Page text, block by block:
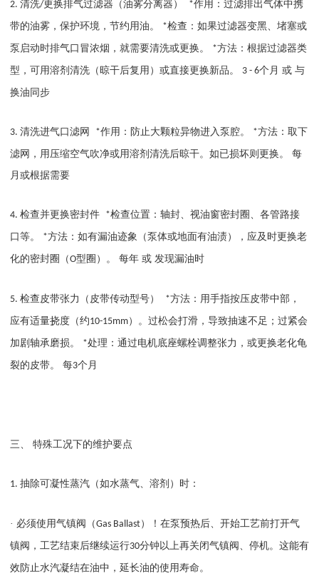
2. 清洗/更换排气过滤器（油雾分离器） *作用：过滤排出气体中携
带的油雾，保护环境，节约用油。 *检查：如果过滤器变黑、堵塞或
泵启动时排气口冒浓烟，就需要清洗或更换。 *方法：根据过滤器类
型，可用溶剂清洗（晾干后复用）或直接更换新品。 3 - 6个月 或 与
换油同步
3. 清洗进气口滤网 *作用：防止大颗粒异物进入泵腔。 *方法：取下
滤网，用压缩空气吹净或用溶剂清洗后晾干。如已损坏则更换。 每
月或根据需要
4. 检查并更换密封件 *检查位置：轴封、视油窗密封圈、各管路接
口等。 *方法：如有漏油迹象（泵体或地面有油渍），应及时更换老
化的密封圈（O型圈）。 每年 或 发现漏油时
5. 检查皮带张力（皮带传动型号） *方法：用手指按压皮带中部，
应有适量挠度（约10-15mm）。过松会打滑，导致抽速不足；过紧会
加剧轴承磨损。 *处理：通过电机底座螺栓调整张力，或更换老化龟
裂的皮带。 每3个月
三、 特殊工况下的维护要点
1. 抽除可凝性蒸汽（如水蒸气、溶剂）时：
· 必须使用气镇阀（Gas Ballast）！在泵预热后、开始工艺前打开气
镇阀，工艺结束后继续运行30分钟以上再关闭气镇阀、停机。这能有
效防止水汽凝结在油中，延长油的使用寿命。